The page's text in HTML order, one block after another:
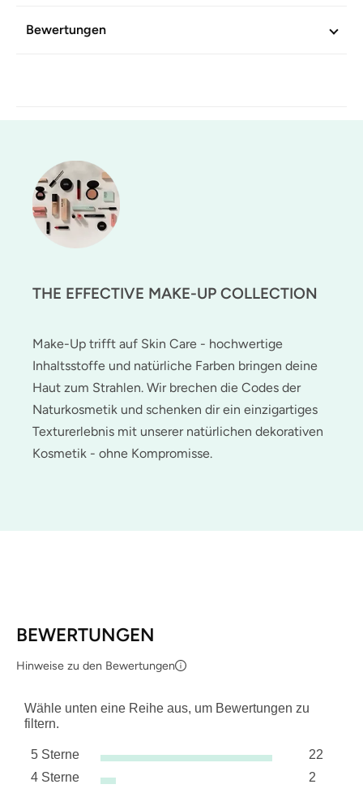
Bewertungen
THE EFFECTIVE MAKE-UP COLLECTION
Make-Up trifft auf Skin Care - hochwertige
Inhaltsstoffe und natürliche Farben bringen deine
Haut zum Strahlen. Wir brechen die Codes der
Naturkosmetik und schenken dir ein einzigartiges
Texturerlebnis mit unserer natürlichen dekorativen
Kosmetik - ohne Kompromisse.
BEWERTUNGEN
Hinweise zu den Bewertungen
Wähle unten eine Reihe aus, um Bewertungen zu
filtern.
5 Sterne Sterne
22
22
4 Sterne Sterne
2